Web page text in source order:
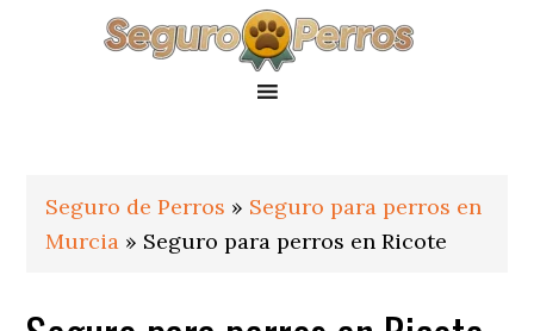
Seguro de Perros » Seguro para perros en
Murcia » Seguro para perros en Ricote